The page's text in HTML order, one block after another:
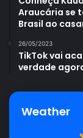
Araucária se
Brasil ao
26/05/2023
TikTok vai
verdade
Weather